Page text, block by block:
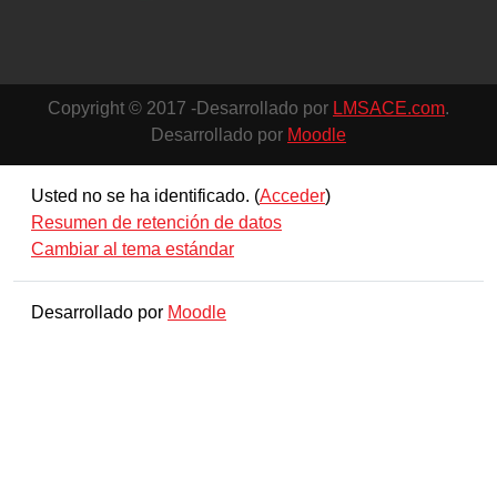
Copyright © 2017 -Desarrollado por LMSACE.com.
Desarrollado por Moodle
Usted no se ha identificado. (Acceder)
Resumen de retención de datos
Cambiar al tema estándar
Desarrollado por Moodle